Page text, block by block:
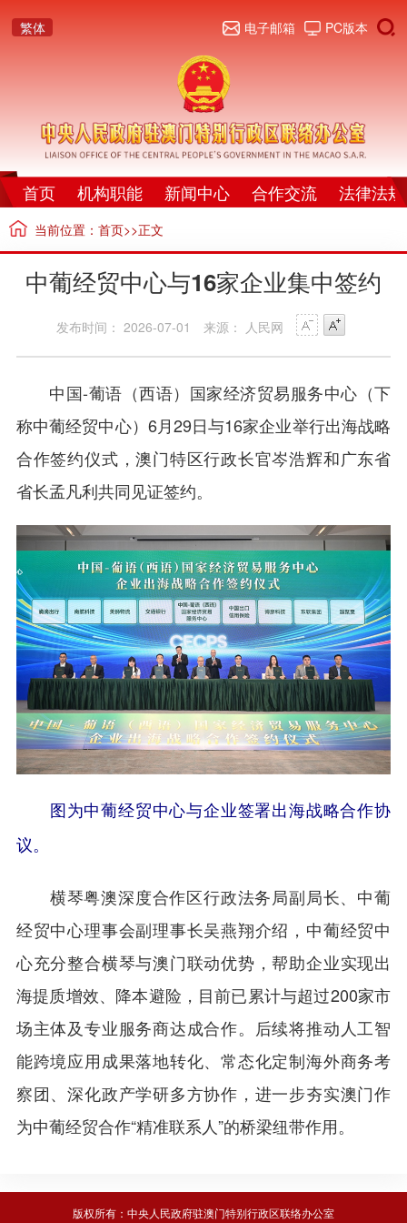
繁体 PC版本
电子邮箱
首页 机构职能 新闻中心 合作交流 法律法规
当前位置： 首页>>正文
中葡经贸中心与16家企业集中签约
发布时间： 2026-07-01 来源： 人民网
中国-葡语（西语）国家经济贸易服务中心（下
称中葡经贸中心）6月29日与16家企业举行出海战略
合作签约仪式，澳门特区行政长官岑浩辉和广东省
省长孟凡利共同见证签约。
图为中葡经贸中心与企业签署出海战略合作协
议。
横琴粤澳深度合作区行政法务局副局长、中葡
经贸中心理事会副理事长吴燕翔介绍，中葡经贸中
心充分整合横琴与澳门联动优势，帮助企业实现出
海提质增效、降本避险，目前已累计与超过200家市
场主体及专业服务商达成合作。后续将推动人工智
能跨境应用成果落地转化、常态化定制海外商务考
察团、深化政产学研多方协作，进一步夯实澳门作
为中葡经贸合作“精准联系人”的桥梁纽带作用。
版权所有：中央人民政府驻澳门特别行政区联络办公室